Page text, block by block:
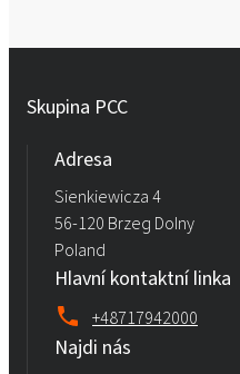
Skupina PCC
Adresa
Sienkiewicza 4
56-120 Brzeg Dolny
Poland
Hlavní kontaktní linka
+48717942000
Najdi nás